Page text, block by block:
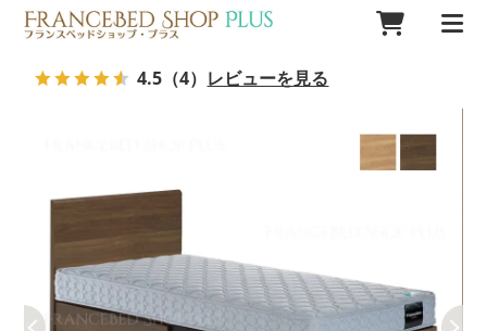
4.5 （4） レビューを見る